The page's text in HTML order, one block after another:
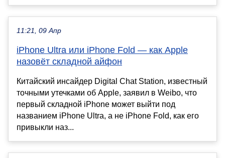
11:21, 09 Апр
iPhone Ultra или iPhone Fold — как Apple
назовёт складной айфон
Китайский инсайдер Digital Chat Station, известный
точными утечками об Apple, заявил в Weibo, что
первый складной iPhone может выйти под
названием iPhone Ultra, а не iPhone Fold, как его
привыкли наз...